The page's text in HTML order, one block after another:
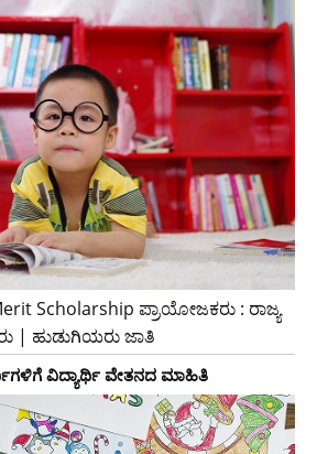
Scholarship ಪ್ರಾಯೋಜಕರು : ರಾಜ್ಯ
| ಹುಡುಗಿಯರು ಜಾತಿ
ವಿದ್ಯಾರ್ಥಿ ವೇತನದ ಮಾಹಿತಿ